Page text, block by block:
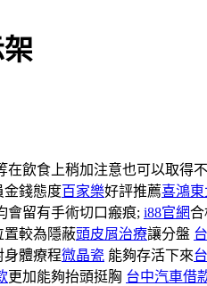
在飲食上稍加注意也可以取得
金錢態度百家樂好評推薦喜鴻東
會留有手術切口瘢痕; i88官網合
置較為隱蔽頭皮屑治療讓分盤
身體療程微晶瓷 能夠存活下來
更加能夠抬頭挺胸 台中汽車借